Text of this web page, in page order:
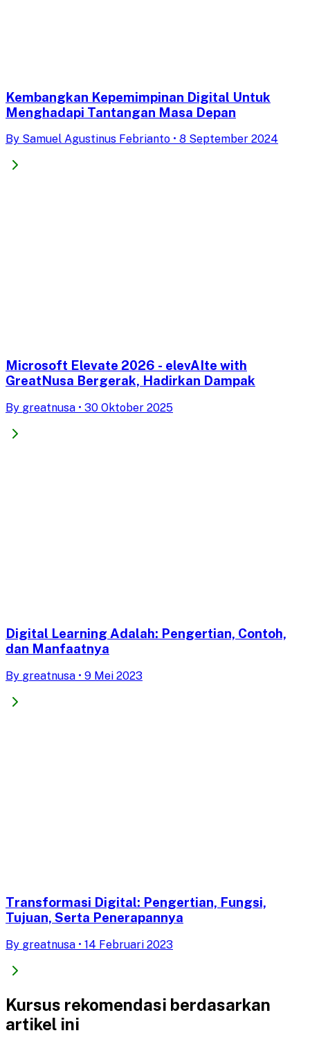
Kembangkan Kepemimpinan Digital Untuk
Menghadapi Tantangan Masa Depan
By Samuel Agustinus Febrianto • 8 September 2024
Microsoft Elevate 2026 - elevAIte with
GreatNusa Bergerak, Hadirkan Dampak
By greatnusa • 30 Oktober 2025
Digital Learning Adalah: Pengertian, Contoh,
dan Manfaatnya
By greatnusa • 9 Mei 2023
Transformasi Digital: Pengertian, Fungsi,
Tujuan, Serta Penerapannya
By greatnusa • 14 Februari 2023
Kursus rekomendasi berdasarkan
artikel ini